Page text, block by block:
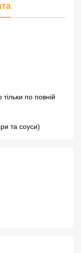
по повній
та соуси)